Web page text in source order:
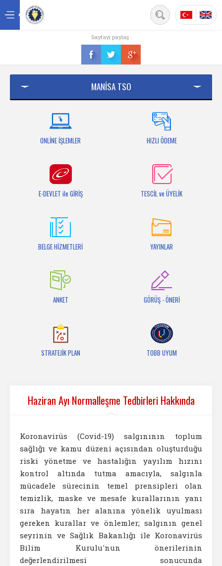
Üyelik
Bilgi Bankası
Sayfayı paylaş :
MANİSA TSO
ONLİNE İŞLEMLER HIZLI ÖDEME
E-DEVLET ile GİRİŞ TESCİL ve ÜYELİK
BELGE HİZMETLERİ YAYINLAR
ANKET GÖRÜŞ - ÖNERİ
STRATEJİK PLAN TOBB UYUM
Haziran Ayı Normalleşme Tedbirleri Hakkında
Koronavirüs (Covid-19) salgınının toplum
sağlığı ve kamu düzeni açısından oluşturduğu
riski yönetme ve hastalığın yayılım hızını
kontrol altında tutma amacıyla, salgınla
mücadele sürecinin temel prensipleri olan
temizlik, maske ve mesafe kurallarının yanı
sıra hayatın her alanına yönelik uyulması
gereken kurallar ve önlemler; salgının genel
seyrinin ve Sağlık Bakanlığı ile Koronavirüs
Bilim Kurulu'nun önerilerinin
değerlendirilmesi sonucunda